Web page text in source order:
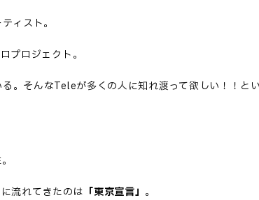
ィスト。
プロジェクト。
。そんなTeleが多くの人に知れ渡って欲しい！！
流れてきたのは 「東京宣言」 。